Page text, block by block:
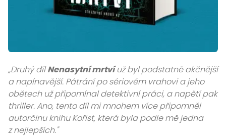
„Druhý dílNenasytní mrtvíuž byl podstatně akčnější
a napínavější. Pátrání po sériovém vrahovi a jeho
obětech už připomínal detektivní práci, a napětí pak
thriller. Ano, tento díl mi mnohem více připomněl
autorčinu knihu Kořist, která byla podle mě jedna
z nejlepších."